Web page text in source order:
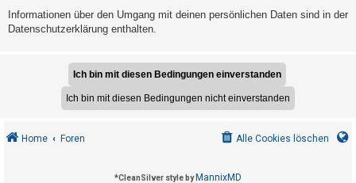
Informationen über den Umgang mit deinen persönlichen Daten sind in der
Datenschutzerklärung enthalten.
Home Foren Alle Cookies löschen
*CleanSilver style byMannixMD